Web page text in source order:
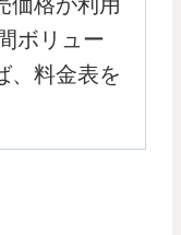
ボリュー
、料金表を